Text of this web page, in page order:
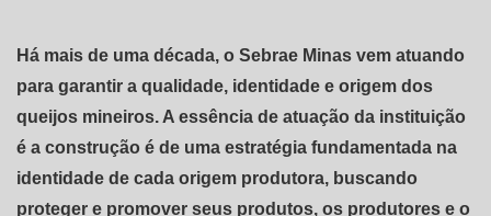
Há mais de uma década, o Sebrae Minas vem atuando
para garantir a qualidade, identidade e origem dos
queijos mineiros. A essência de atuação da instituição
é a construção é de uma estratégia fundamentada na
identidade de cada origem produtora, buscando
proteger e promover seus produtos, os produtores e o